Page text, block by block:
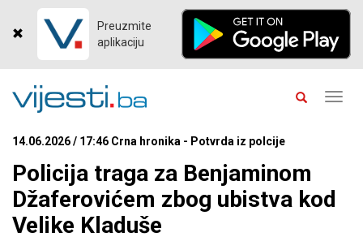
Preuzmite
aplikaciju
14.06.2026 / 17:46 Crna hronika - Potvrda iz polcije
Policija traga za Benjaminom
Džaferovićem zbog ubistva kod
Velike Kladuše